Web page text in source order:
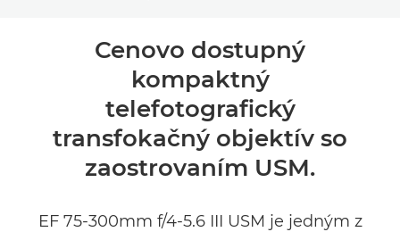
Toggle breadcrumbs
Technické parametre
Cenovo dostupný
kompaktný
telefotografický
transfokačný objektív so
zaostrovaním USM.
EF 75-300mm f/4-5.6 III USM je jedným z